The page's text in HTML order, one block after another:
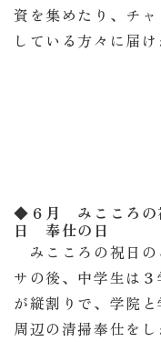
資を集めたり、チ
している方々に届け
◆ ６月 みこころの
日 奉仕の日
みこころの祝日の
サの後、中学生は３
が縦割りで、学院と
周辺の清掃奉仕をし